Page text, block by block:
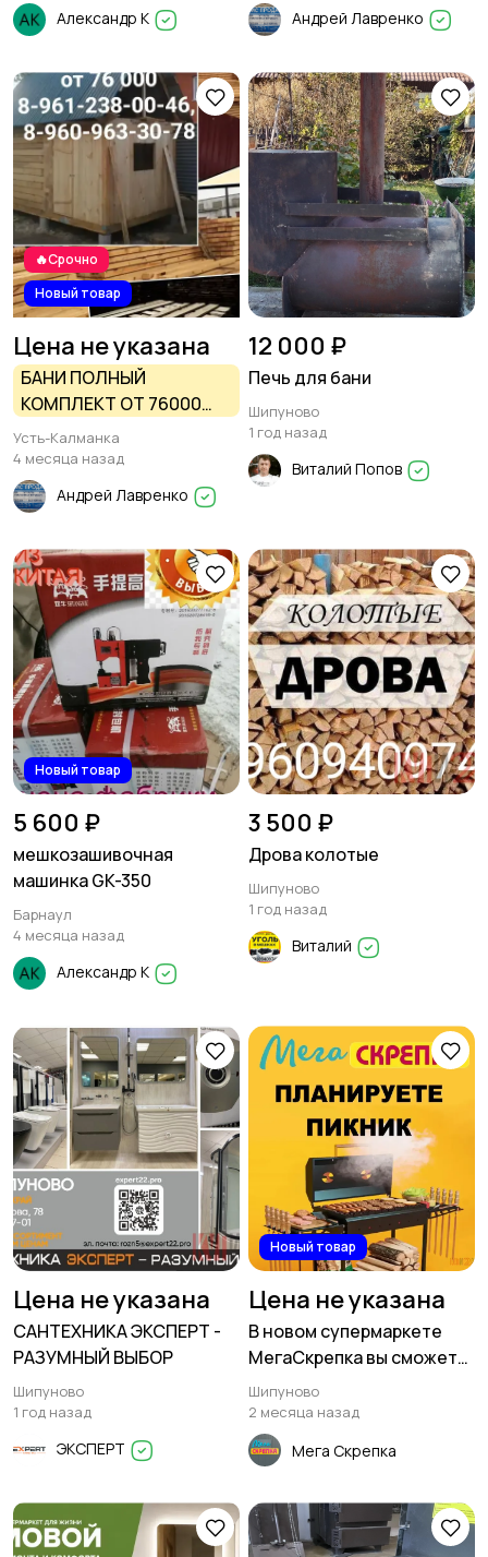
Александр К Андрей Лавренко
🔥Срочно
Новый товар
Цена не указана
БАНИ ПОЛНЫЙ
КОМПЛЕКТ ОТ 76000
РУБ И ПИЛОМАТЕРИАЛ
ОТ 6500 РУБ
Усть-Калманка
4 месяца назад
Андрей Лавренко
12 000 ₽
Печь для бани
Шипуново
1 год назад
Виталий Попов
Новый товар
5 600 ₽
мешкозашивочная
машинка GK-350
Барнаул
4 месяца назад
Александр К
3 500 ₽
Дрова колотые
Шипуново
1 год назад
Виталий
Цена не указана
САНТЕХНИКА ЭКСПЕРТ -
РАЗУМНЫЙ ВЫБОР
Шипуново
1 год назад
ЭКСПЕРТ
Новый товар
Цена не указана
В новом супермаркете
МегаСкрепка вы сможете
приобрести всё для
пикника на природе 🏡
Шипуново
2 месяца назад
Мега Скрепка